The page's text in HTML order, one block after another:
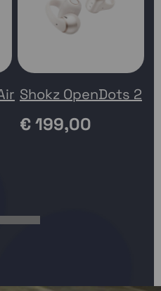
Shokz OpenDots 2
€ 199,00
23456